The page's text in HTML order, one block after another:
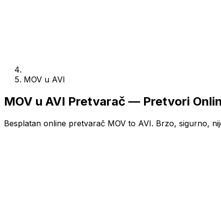
MOV u AVI
MOV u AVI Pretvarač — Pretvori
Besplatan online pretvarač MOV to AVI. Brzo, sigurno,